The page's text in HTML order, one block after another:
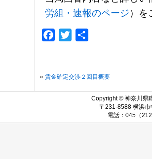
労組・速報のページ）を
Facebook
Twitter
« 賃金確定交渉２回目概要
Copyright © 神奈川県
〒231-8588 横浜市
電話：045（